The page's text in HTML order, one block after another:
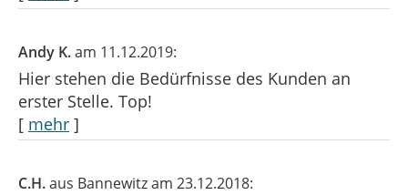
Andy K.am 11.12.2019:
Hier stehen die Bedürfnisse des Kunden an
erster Stelle. Top!
[ mehr ]
C.H.aus Bannewitzam 23.12.2018: